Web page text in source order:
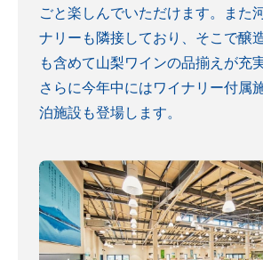
ごと楽しんでいただけます。また
ナリーも隣接しており、そこで醸
も含めて山梨ワインの品揃えが充
さらに今年中にはワイナリー付属
泊施設も登場します。